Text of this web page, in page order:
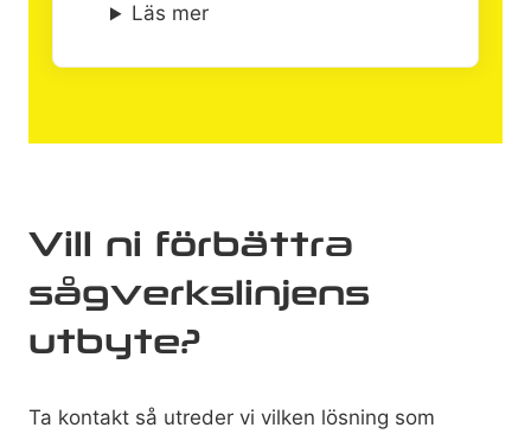
Läs mer
Vill ni förbättra
sågverkslinjens
utbyte?
Ta kontakt så utreder vi vilken lösning som